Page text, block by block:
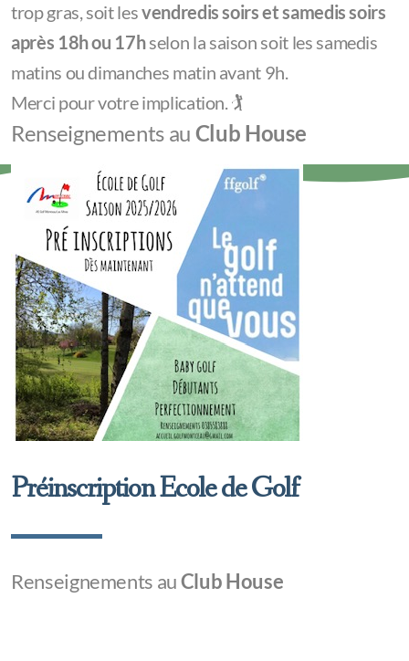
trop gras, soit lesvendredis soirs et samedis soirs
après 18h ou 17hselon la saison soit les samedis
matins ou dimanches matin avant 9h.
Merci pour votre implication. 🏌️
Renseignements au Club House
Préinscription Ecole de Golf
Renseignements auClub House